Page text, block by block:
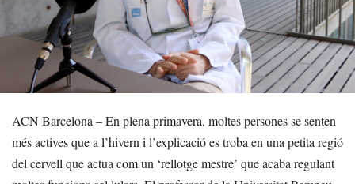
ACN Barcelona – En plena primavera, moltes persones se senten
més actives que a l’hivern i l’explicació es troba en una petita regió
del cervell que actua com un ‘rellotge mestre’ que acaba regulant